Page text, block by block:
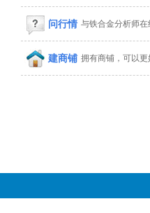
问行情 与铁合金分析师
建商铺 拥有商铺，可以更